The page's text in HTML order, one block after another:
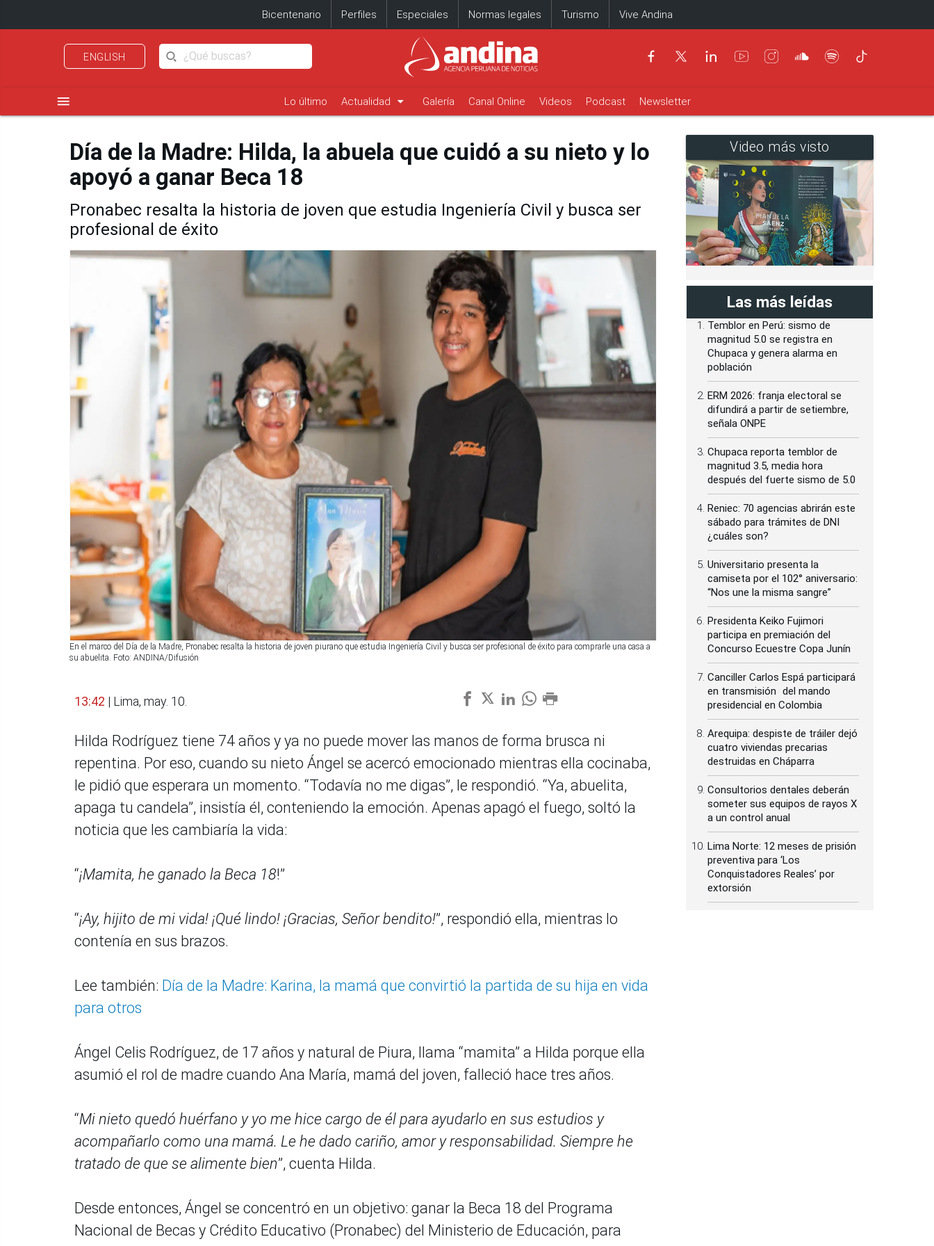
Bicentenario Perfiles Especiales Normas legales Turismo Vive Andina
ENGLISH
menu Lo último Actualidad arrow_drop_down Galería Canal Online Videos Podcast Newsletter
Día de la Madre: Hilda, la abuela que cuidó a su nieto y lo
apoyó a ganar Beca 18
Pronabec resalta la historia de joven que estudia Ingeniería Civil y busca ser
profesional de éxito
En el marco del Día de la Madre, Pronabec resalta la historia de joven piurano que estudia Ingeniería Civil y busca ser profesional de éxito para comprarle una casa a
su abuelita. Foto: ANDINA/Difusión
13:42 | Lima, may. 10.
Hilda Rodríguez tiene 74 años y ya no puede mover las manos de forma brusca ni
repentina. Por eso, cuando su nieto Ángel se acercó emocionado mientras ella cocinaba,
le pidió que esperara un momento. “Todavía no me digas”, le respondió. “Ya, abuelita,
apaga tu candela”, insistía él, conteniendo la emoción. Apenas apagó el fuego, soltó la
noticia que les cambiaría la vida:
“¡Mamita, he ganado la Beca 18!”
“¡Ay, hijito de mi vida! ¡Qué lindo! ¡Gracias, Señor bendito!”, respondió ella, mientras lo
contenía en sus brazos.
Lee también: Día de la Madre: Karina, la mamá que convirtió la partida de su hija en vida
para otros
Ángel Celis Rodríguez, de 17 años y natural de Piura, llama “mamita” a Hilda porque ella
asumió el rol de madre cuando Ana María, mamá del joven, falleció hace tres años.
“Mi nieto quedó huérfano y yo me hice cargo de él para ayudarlo en sus estudios y
acompañarlo como una mamá. Le he dado cariño, amor y responsabilidad. Siempre he
tratado de que se alimente bien”, cuenta Hilda.
Desde entonces, Ángel se concentró en un objetivo: ganar la Beca 18 del Programa
Nacional de Becas y Crédito Educativo (Pronabec) del Ministerio de Educación, para
Video más visto
Las más leídas
Temblor en Perú: sismo de
magnitud 5.0 se registra en
Chupaca y genera alarma en
población
ERM 2026: franja electoral se
difundirá a partir de setiembre,
señala ONPE
Chupaca reporta temblor de
magnitud 3.5, media hora
después del fuerte sismo de 5.0
Reniec: 70 agencias abrirán este
sábado para trámites de DNI
¿cuáles son?
Universitario presenta la
camiseta por el 102° aniversario:
“Nos une la misma sangre”
Presidenta Keiko Fujimori
participa en premiación del
Concurso Ecuestre Copa Junín
Canciller Carlos Espá participará
en transmisión del mando
presidencial en Colombia
Arequipa: despiste de tráiler dejó
cuatro viviendas precarias
destruidas en Cháparra
Consultorios dentales deberán
someter sus equipos de rayos X
a un control anual
Lima Norte: 12 meses de prisión
preventiva para ‘Los
Conquistadores Reales’ por
extorsión